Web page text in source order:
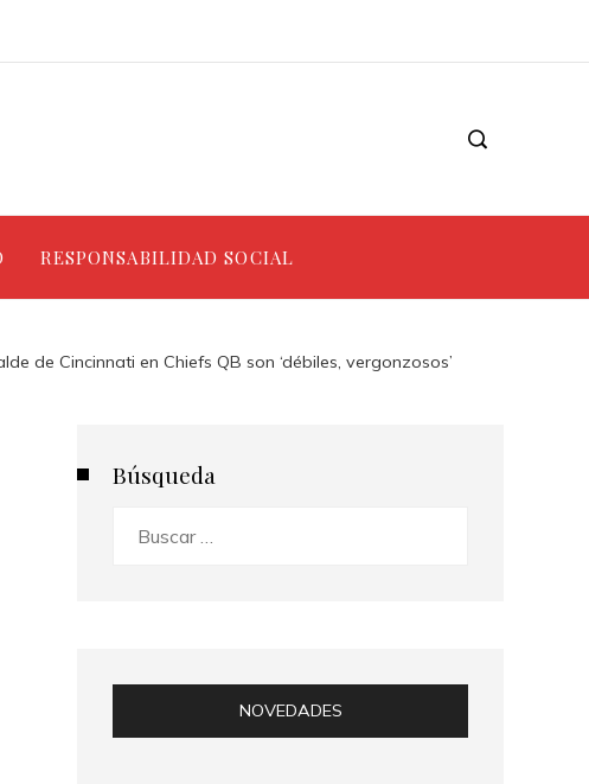
RESPONSABILIDAD SOCIAL
de Cincinnati en Chiefs QB son ‘débiles, vergonzosos’
Búsqueda
NOVEDADES